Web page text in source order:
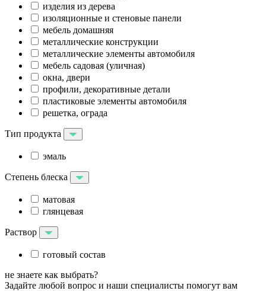
изделия из дерева
изоляционные и стеновые панели
мебель домашняя
металлические конструкции
металлические элементы автомобиля
мебель садовая (уличная)
окна, двери
профили, декоративные детали
пластиковые элементы автомобиля
решетка, ограда
Тип продукта
эмаль
Степень блеска
матовая
глянцевая
Раствор
готовый состав
не знаете как выбрать?
Задайте любой вопрос и наши специалисты помогут вам